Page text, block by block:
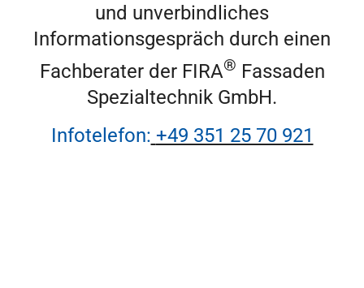
und unverbindliches
Informationsgespräch durch einen
Fachberater der FIRA® Fassaden
Spezialtechnik GmbH.
Infotelefon: +49 351 25 70 921